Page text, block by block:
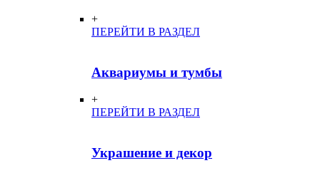
+
ПЕРЕЙТИ В РАЗДЕЛ
Аквариумы и тумбы
+
ПЕРЕЙТИ В РАЗДЕЛ
Украшение и декор